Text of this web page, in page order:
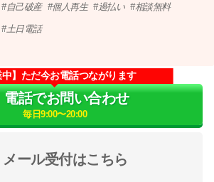
自己破産 個人再生 過払い 相談無料
土日電話
メール受付はこちら
中】ただ今お電話つながります
電話でお問い合わせ
毎日9:00〜20:00